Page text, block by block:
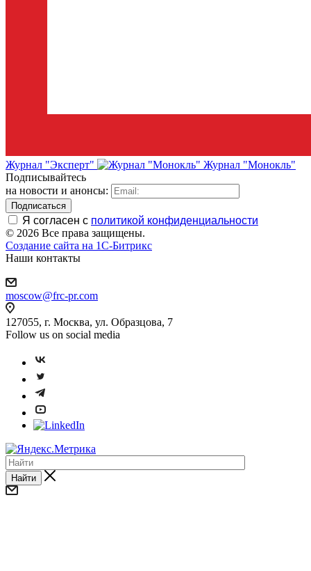
Журнал "Эксперт"
Журнал "Монокль"
Подписывайтесь
на новости и анонсы:
Я согласен с политикой конфиденциальности
© 2026 Все права защищены.
Создание сайта на 1C-Битрикс
Наши контакты
moscow@frc-pr.com
127055, г. Москва, ул. Образцова, 7
Follow us on social media
Найти